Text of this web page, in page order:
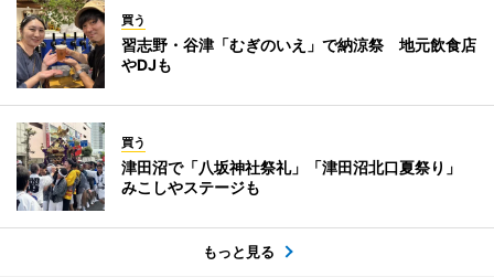
買う
習志野・谷津「むぎのいえ」で納涼祭 地元飲食店
やDJも
買う
津田沼で「八坂神社祭礼」「津田沼北口夏祭り」
みこしやステージも
もっと見る